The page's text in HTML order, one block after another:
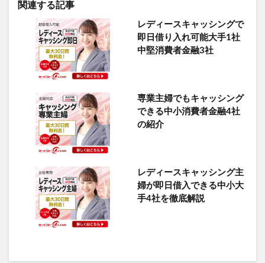
関連する記事
レディースキャッシングで
即日借り入れ可能大手1社
中堅消費者金融3社
専業主婦でもキャッシング
できる中小消費者金融4社
の紹介
レディースキャッシング主
婦が即日借入できる中小大
手4社を徹底解説